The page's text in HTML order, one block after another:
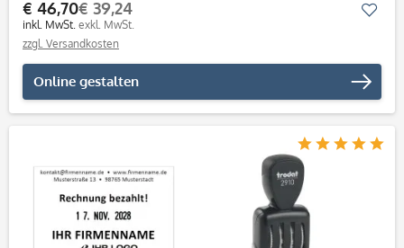
€ 46,70
inkl. MwSt.
€ 39,24
exkl. MwSt.
zzgl. Versandkosten
Online gestalten